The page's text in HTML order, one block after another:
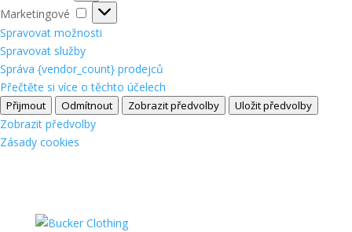
Marketingové
Marketingové
Spravovat možnosti
Spravovat služby
Správa {vendor_count} prodejců
Přečtěte si více o těchto účelech
Přijmout Odmítnout Zobrazit předvolby Uložit předvolby
Zobrazit předvolby
Zásady cookies